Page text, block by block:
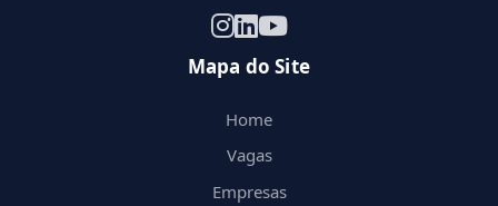
Mapa do Site
Home
Vagas
Empresas